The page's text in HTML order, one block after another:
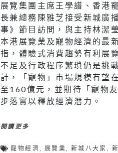
展覽集團主席王學譜、香港
長兼總務陳雅芝接受新城廣
事》節目訪問，與主持林潔
本港展覽業及寵物經濟的最
指，體驗式消費趨勢有利展
不足及行政程序繁瑣仍是挑
計，「寵物」市場規模有望
至160億元，並期待「寵物
步落實以釋放經濟潛力。
閱讀更多
寵物經濟, 展覽業, 新城八大家 ,